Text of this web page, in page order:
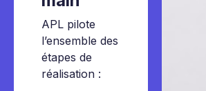
APL pilote
l’ensemble des
étapes de
réalisation :